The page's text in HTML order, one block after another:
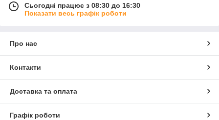
Сьогодні працює з 08:30 до 16:30
Показати весь графік роботи
Про нас
Контакти
Доставка та оплата
Графік роботи